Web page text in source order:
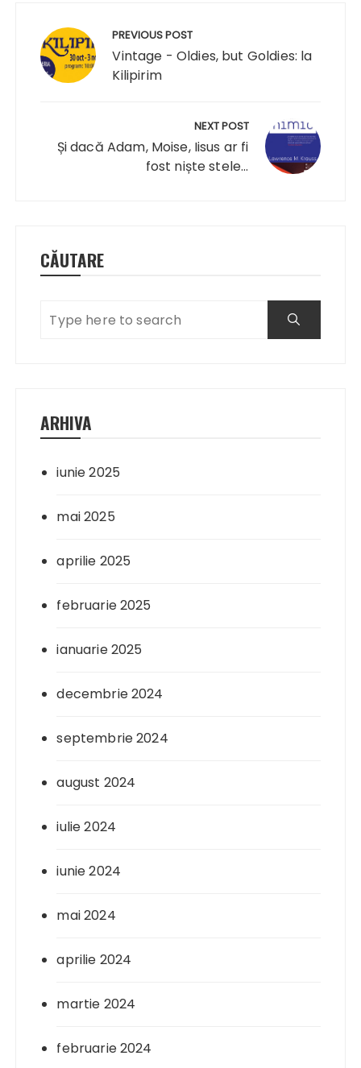
articole
PREVIOUS POST
Vintage - Oldies, but Goldies: la
Kilipirim
NEXT POST
Și dacă Adam, Moise, Iisus ar fi
fost niște stele...
CĂUTARE
ARHIVA
iunie 2025
mai 2025
aprilie 2025
februarie 2025
ianuarie 2025
decembrie 2024
septembrie 2024
august 2024
iulie 2024
iunie 2024
mai 2024
aprilie 2024
martie 2024
februarie 2024